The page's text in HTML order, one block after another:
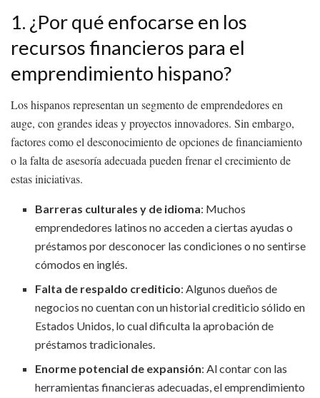
1. ¿Por qué enfocarse en los
recursos financieros para el
emprendimiento hispano?
Los hispanos representan un segmento de emprendedores en
auge, con grandes ideas y proyectos innovadores. Sin embargo,
factores como el desconocimiento de opciones de financiamiento
o la falta de asesoría adecuada pueden frenar el crecimiento de
estas iniciativas.
Barreras culturales y de idioma: Muchos
emprendedores latinos no acceden a ciertas ayudas o
préstamos por desconocer las condiciones o no sentirse
cómodos en inglés.
Falta de respaldo crediticio: Algunos dueños de
negocios no cuentan con un historial crediticio sólido en
Estados Unidos, lo cual dificulta la aprobación de
préstamos tradicionales.
Enorme potencial de expansión: Al contar con las
herramientas financieras adecuadas, el emprendimiento